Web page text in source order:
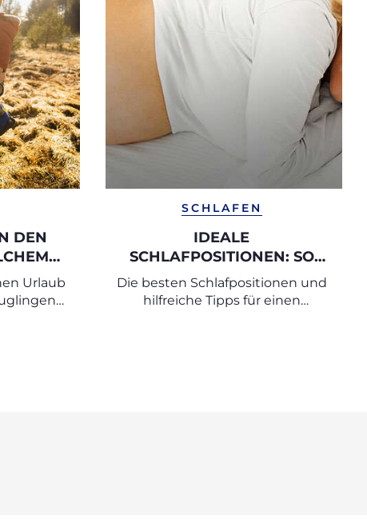
DEN
ZUUrlaub
SCHLAFEN
IDEALE
SCHLAFPOSITIONEN: SO
SCHLAFEN SIE IN DER
SCHWANGERSCHAFT
Die besten Schlafpositionen und
hilfreiche Tipps für einen